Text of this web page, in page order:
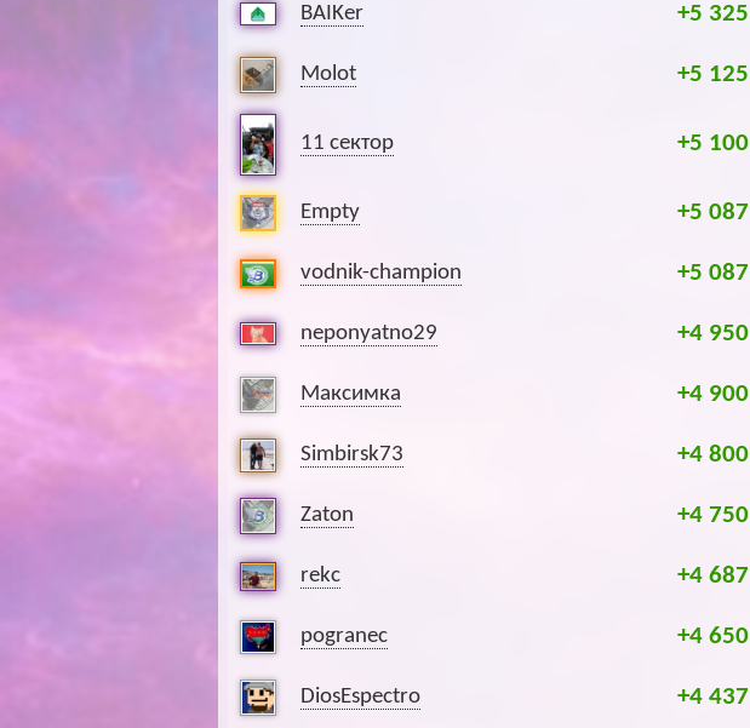
BAIKer +5 325
Molot +5 125
11 сектор +5 100
Empty +5 087
vodnik-champion +5 087
neponyatno29 +4 950
Максимка +4 900
Simbirsk73 +4 800
Zaton +4 750
rekc +4 687
pogranec +4 650
DiosEspectro +4 437